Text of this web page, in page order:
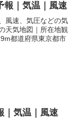
報｜気温｜風速
風速、気圧などの気
天気地図｜所在地観
都道府県東京都市
｜気温｜風速